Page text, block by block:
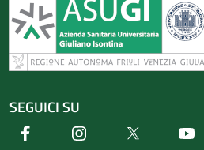
SEGUICI SU
Facebook Instagram Twitter